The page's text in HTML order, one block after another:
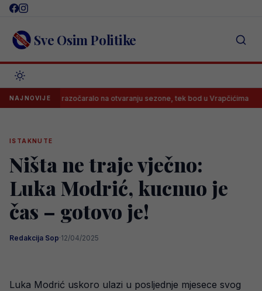
Skip
content Sve Osim Politike
NAJNOVIJE
razočaralo na otvaranju sezone, tek bod u Vrapčićima
ISTAKNUTE
Ništa ne traje vječno:
Luka Modrić, kucnuo je
čas – gotovo je!
Redakcija Sop·12/04/2025
Luka Modrić uskoro ulazi u posljednje mjesece svog